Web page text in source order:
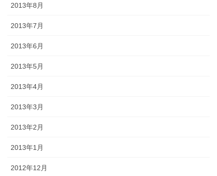
2013年8月
2013年7月
2013年6月
2013年5月
2013年4月
2013年3月
2013年2月
2013年1月
2012年12月